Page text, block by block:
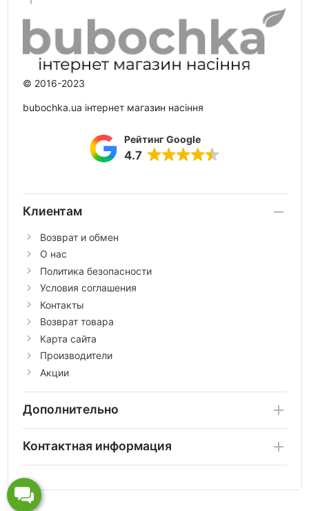
© 2016-2023
bubochka.ua інтернет магазин насіння
Рейтинг Google
4.7
Клиентам
Возврат и обмен
О нас
Политика безопасности
Условия соглашения
Контакты
Возврат товара
Карта сайта
Производители
Акции
Дополнительно
Контактная информация